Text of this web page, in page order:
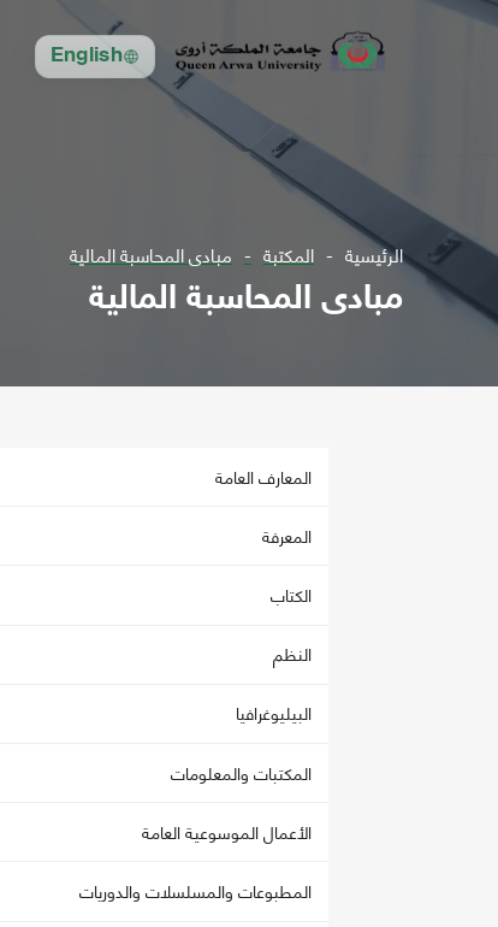
English
الرئيسية المكتبة مبادى المحاسبة المالية
مبادى المحاسبة المالية
المعارف العامة
المعرفة
الكتاب
النظم
البيليوغرافيا
المكتبات والمعلومات
الأعمال الموسوعية العامة
المطبوعات والمسلسلات والدوريات